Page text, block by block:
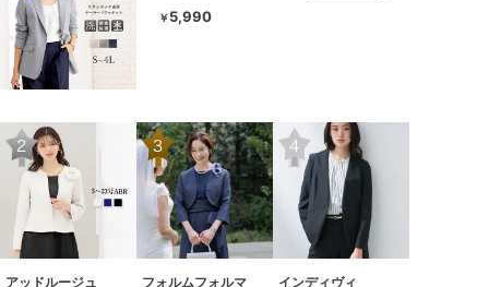
￥ 5,990
アッドルージュ フォルムフォルマ インディヴィ